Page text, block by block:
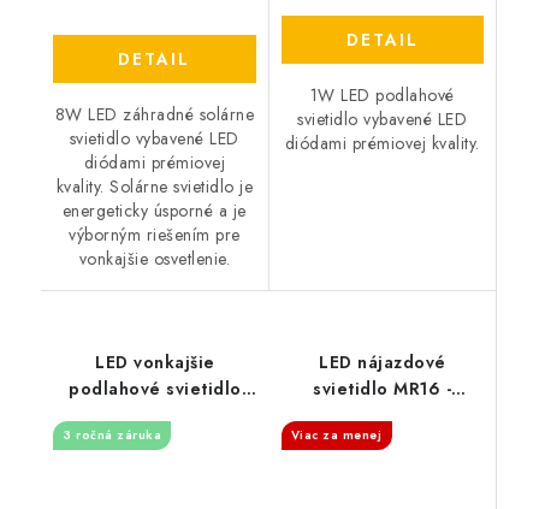
DETAIL
8W LED záhradné solárne
svietidlo vybavené LED
diódami prémiovej
kvality. Solárne svietidlo je
energeticky úsporné a je
výborným riešením pre
vonkajšie osvetlenie.
DETAIL
1W LED podlahové
svietidlo vybavené LED
diódami prémiovej kvality.
LED vonkajšie
podlahové svietidlo
4W / IP67 GL511 /
2800K - LGL514S
3 ročná záruka
LED nájazdové
svietidlo MR16 -
strieborné - 1 okienko
Viac za menej